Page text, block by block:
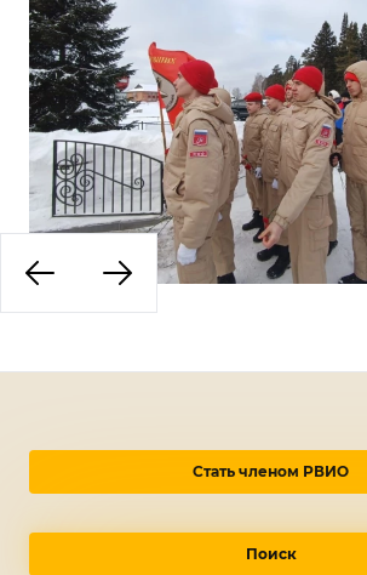
Стать членом РВИО
Поиск